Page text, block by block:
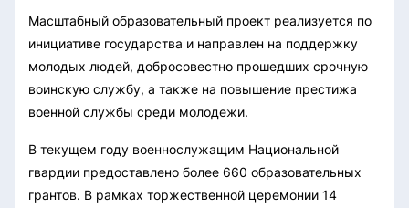
Масштабный образовательный проект реализуется по
инициативе государства и направлен на поддержку
молодых людей, добросовестно прошедших срочную
воинскую службу, а также на повышение престижа
военной службы среди молодежи.
В текущем году военнослужащим Национальной
гвардии предоставлено более 660 образовательных
грантов. В рамках торжественной церемонии 14